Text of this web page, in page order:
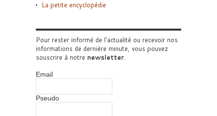
La petite encyclopédie
Pour rester informé de l'actualité ou recevoir nos
informations de dernière minute, vous pouvez
souscrire à notre newsletter.
Email
Pseudo